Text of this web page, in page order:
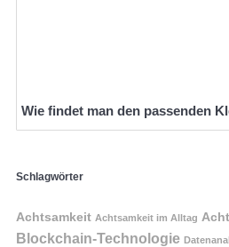
Wie findet man den passenden
Schlagwörter
Achtsamkeit Achtsamkeit im Alltag
Blockchain-Technologie